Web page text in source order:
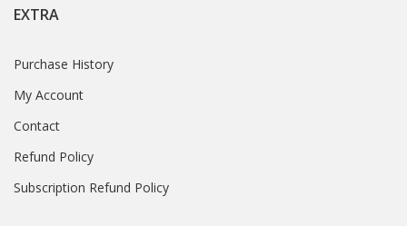
EXTRA
Purchase History
My Account
Contact
Refund Policy
Subscription Refund Policy